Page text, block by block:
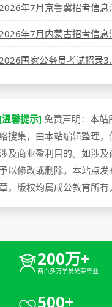
年7月京鲁冀招考信息
年7月内蒙古招考信息
国家公务员考试招录
馨提示] 免责声明：本站
搜集，由本站编辑整理
及商业盈利目的。如涉
以修改或删除。本站点发
，版权均属成公教育所有
200万+
两百多万学员光荣毕业
500+